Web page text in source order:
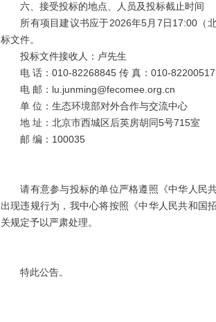
六、接受投标的地点、人员及投标截止时间
所有项目建议书应于2026年5月7日17:00（北
标文件。
投标文件接收人：卢先生
电 话：010-82268845 传 真：010-82200517
电 邮：lu.junming@fecomee.org.cn
单 位：生态环境部对外合作与交流中心
地 址：北京市西城区后英房胡同5号715室
邮 编：100035
请有意参与投标的单位严格遵照《中华人民共
出现违规行为，我中心将按照《中华人民共和国
关规定予以严肃处理。
特此公告。